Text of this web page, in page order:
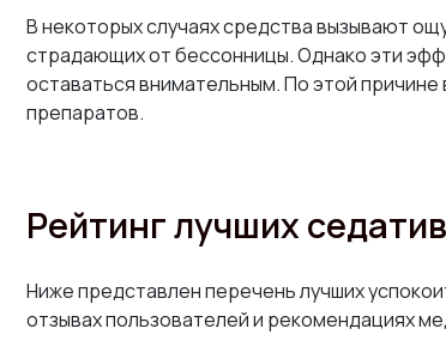
В некоторых случаях средства вызывают
страдающих от бессонницы. Однако эти
оставаться внимательным. По этой
препаратов.
Рейтинг лучших
Ниже представлен перечень лучших
отзывах пользователей и рекомендациях